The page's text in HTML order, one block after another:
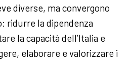
diverse, ma convergono
ridurre la dipendenza
la capacità dell’Italia e
elaborare e valorizzare i